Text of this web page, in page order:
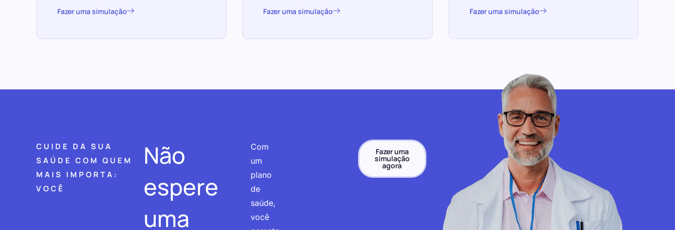
Fazer uma simulação Fazer uma simulação Fazer uma simulação
CUIDE DA SUA
SAÚDE COM QUEM
MAIS IMPORTA:
VOCÊ
Não
espere
uma
Com
um
plano
de
saúde,
você
Fazer uma
simulação
agora